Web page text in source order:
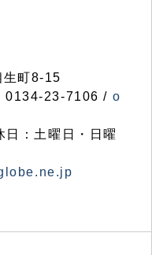
町8-15
0134-23-7106 / o
：土曜日・日曜